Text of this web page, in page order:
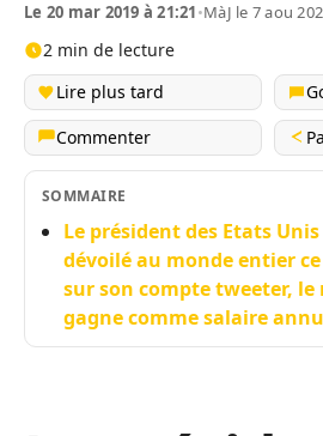
Le 20 mar 2019 à 21:21•MàJ le 7 aou
2 min de lecture
Lire plus tard
Commenter
SOMMAIRE
Le président des Etats Unis
dévoilé au monde entier
sur son compte tweeter, le
gagne comme salaire